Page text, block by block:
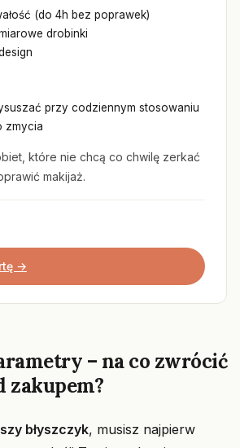
(do 4h bez poprawek)
drobinki
przy codziennym stosowaniu
zmycia
które nie chcą co chwilę zerkać
makijaż.
→
– na co zwrócić
zakupem?
błyszczyk, musisz najpierw